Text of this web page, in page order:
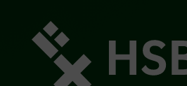
Seiteninhalt
springen